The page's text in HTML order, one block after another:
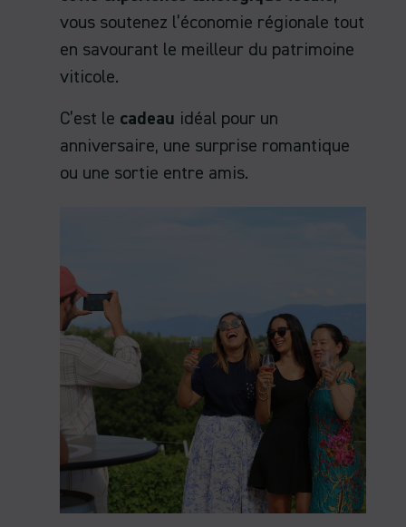
vous soutenez l’économie régionale tout
en savourant le meilleur du patrimoine
viticole.
C’est le cadeau idéal pour un
anniversaire, une surprise romantique
ou une sortie entre amis.